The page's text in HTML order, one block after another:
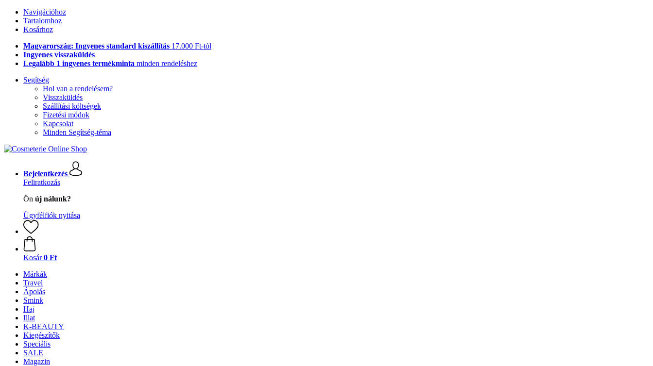
Navigációhoz
Tartalomhoz
Kosárhoz
Magyarország: Ingyenes standard kiszállítás 17.000 Ft-tól
Ingyenes visszaküldés
Legalább 1 ingyenes termékminta minden rendeléshez
Segítség
Hol van a rendelésem?
Visszaküldés
Szállítási költségek
Fizetési módok
Kapcsolat
Minden Segítség-téma
Bejelentkezés
Feliratkozás
Ön új nálunk?
Ügyfélfiók nyitása
Kosár 0 Ft
Márkák
Travel
Ápolás
Smink
Haj
Illat
K-BEAUTY
Kiegészítők
Speciális
SALE
Magazin